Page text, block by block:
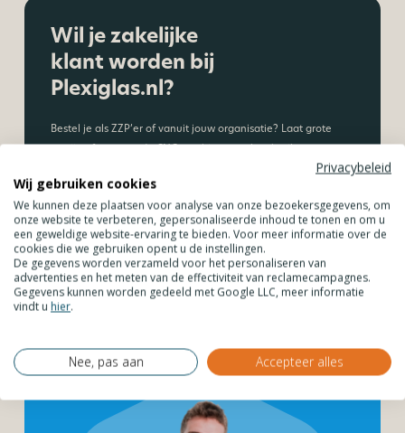
Wil je zakelijke
klant worden bij
Plexiglas.nl?
Bestel je als ZZP’er of vanuit jouw organisatie? Laat grote
partijen frezen op de CNC-machine, maak gebruik van
monteren of plan een adviesgesprek.
Maak een account aan
Ontdek alle voordelen
Privacybeleid
Wij gebruiken cookies
We kunnen deze plaatsen voor analyse van onze bezoekersgegevens, om
onze website te verbeteren, gepersonaliseerde inhoud te tonen en om u
een geweldige website-ervaring te bieden. Voor meer informatie over de
cookies die we gebruiken opent u de instellingen.
De gegevens worden verzameld voor het personaliseren van
advertenties en het meten van de effectiviteit van reclamecampagnes.
Gegevens kunnen worden gedeeld met Google LLC, meer informatie
vindt u hier.
Nee, pas aan Accepteer alles